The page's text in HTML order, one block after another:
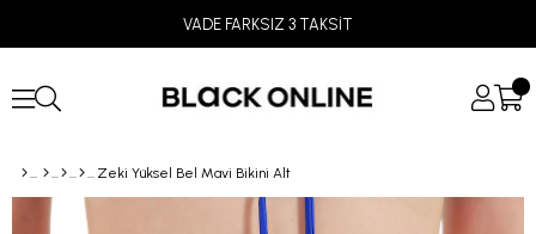
VADE FARKSIZ 3 TAKSİT
Zeki Yüksel Bel Mavi Bikini Alt